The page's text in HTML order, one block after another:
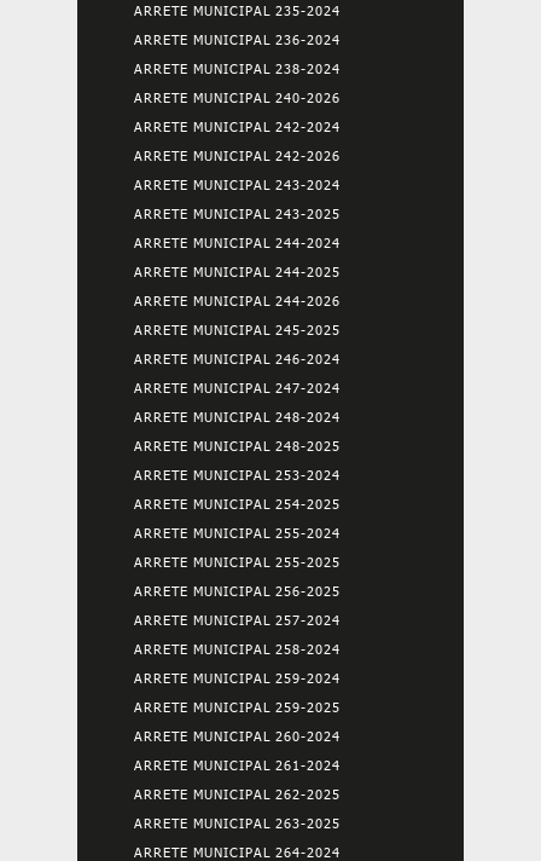
ARRETE MUNICIPAL 235-2024
ARRETE MUNICIPAL 236-2024
ARRETE MUNICIPAL 238-2024
ARRETE MUNICIPAL 240-2026
ARRETE MUNICIPAL 242-2024
ARRETE MUNICIPAL 242-2026
ARRETE MUNICIPAL 243-2024
ARRETE MUNICIPAL 243-2025
ARRETE MUNICIPAL 244-2024
ARRETE MUNICIPAL 244-2025
ARRETE MUNICIPAL 244-2026
ARRETE MUNICIPAL 245-2025
ARRETE MUNICIPAL 246-2024
ARRETE MUNICIPAL 247-2024
ARRETE MUNICIPAL 248-2024
ARRETE MUNICIPAL 248-2025
ARRETE MUNICIPAL 253-2024
ARRETE MUNICIPAL 254-2025
ARRETE MUNICIPAL 255-2024
ARRETE MUNICIPAL 255-2025
ARRETE MUNICIPAL 256-2025
ARRETE MUNICIPAL 257-2024
ARRETE MUNICIPAL 258-2024
ARRETE MUNICIPAL 259-2024
ARRETE MUNICIPAL 259-2025
ARRETE MUNICIPAL 260-2024
ARRETE MUNICIPAL 261-2024
ARRETE MUNICIPAL 262-2025
ARRETE MUNICIPAL 263-2025
ARRETE MUNICIPAL 264-2024